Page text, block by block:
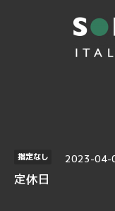
指定なし 2023-04-
定休日